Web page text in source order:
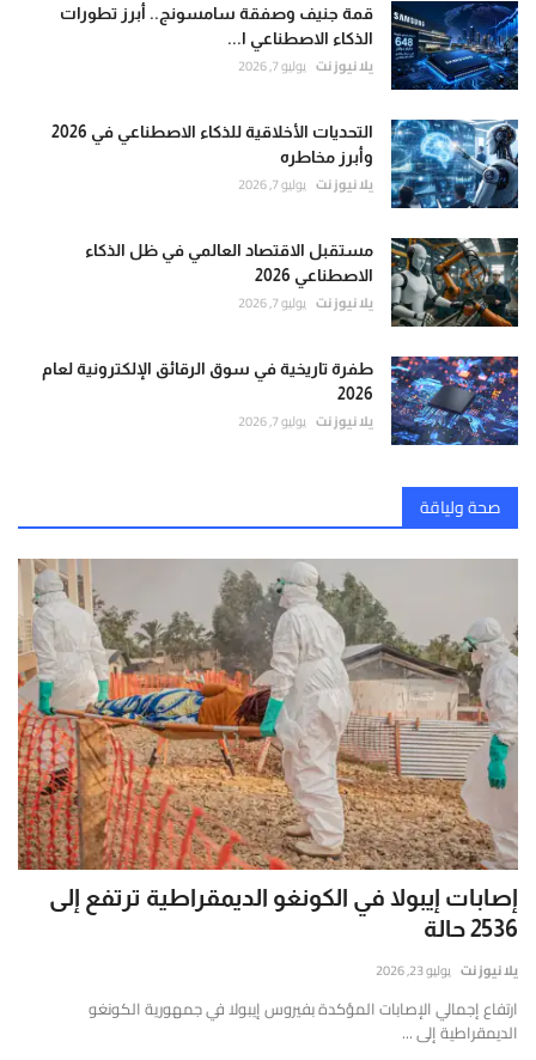
قمة جنيف وصفقة سامسونج.. أبرز تطورات
الذكاء الاصطناعي ا...
يلا نيوز نت يوليو 7, 2026
التحديات الأخلاقية للذكاء الاصطناعي في 2026
وأبرز مخاطره
يلا نيوز نت يوليو 7, 2026
مستقبل الاقتصاد العالمي في ظل الذكاء
الاصطناعي 2026
يلا نيوز نت يوليو 7, 2026
طفرة تاريخية في سوق الرقائق الإلكترونية لعام
2026
يلا نيوز نت يوليو 7, 2026
صحة ولياقة
إصابات إيبولا في الكونغو الديمقراطية ترتفع إلى
2536 حالة
يلا نيوز نت يوليو 23, 2026
ارتفاع إجمالي الإصابات المؤكدة بفيروس إيبولا في جمهورية الكونغو
الديمقراطية إلى ...